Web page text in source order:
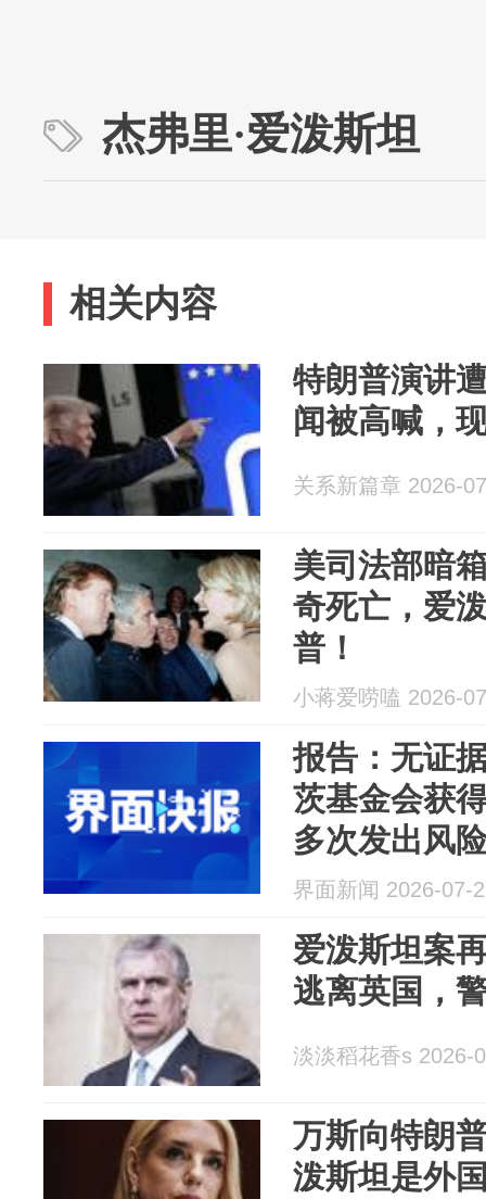
杰弗里·爱泼斯坦
相关内容
特朗普演讲
闻被高喊，
关系新篇章 2026-
美司法部暗
奇死亡，爱
普！
小蒋爱唠嗑 2026-
报告：无证
茨基金会获
多次发出风
界面新闻 2026-07-
爱泼斯坦案
逃离英国，
淡淡稻花香s 2026-
万斯向特朗
泼斯坦是外